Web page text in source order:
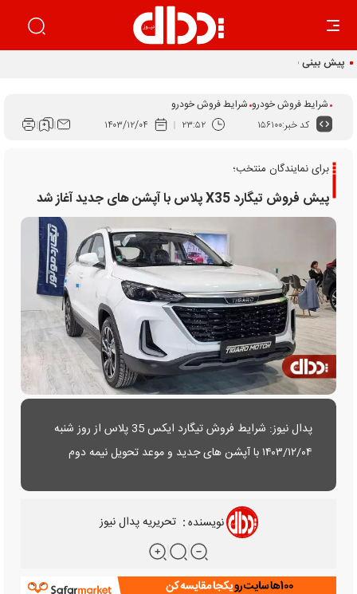
پیش بینی قیمت خودرو در پایان تابستان
شرایط فروش خودرو شرایط فروش خودرو
کد خبر:۱۵۶۱۰۰ ۲۳:۵۲ ۱۴۰۳/۱۲/۰۴
برای نمایندگان منتخب؛
پیش فروش تیگارد X35 پلاس با آپشن های جدید آغاز شد
پدال نیوز: شرایط فروش تیگارد ایکس 35 پلاس از روز شنبه
۱۴۰۳/۱۲/۰۴ با آپشن های جدید و موعد تحویل نیمه دوم
نویسنده: تحریریه پدال نیوز